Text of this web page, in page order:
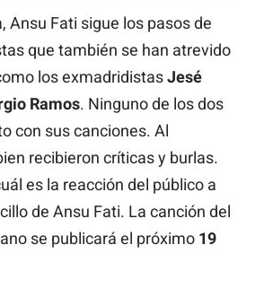
Ansu Fati sigue los pasos de
que también se han atrevido
los exmadridistasJesé
Ramos. Ninguno de los dos
con sus canciones. Al
recibieron críticas y burlas.
es la reacción del público a
de Ansu Fati. La canción del
se publicará el próximo 19